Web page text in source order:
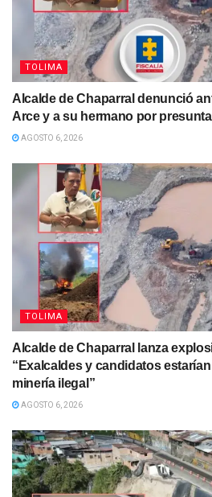
TOLIMA
Alcalde de Chaparral denunció
Arce y a su hermano por
AGOSTO 6, 2026
TOLIMA
Alcalde de Chaparral lanza
“Exalcaldes y candidatos
minería ilegal”
AGOSTO 6, 2026